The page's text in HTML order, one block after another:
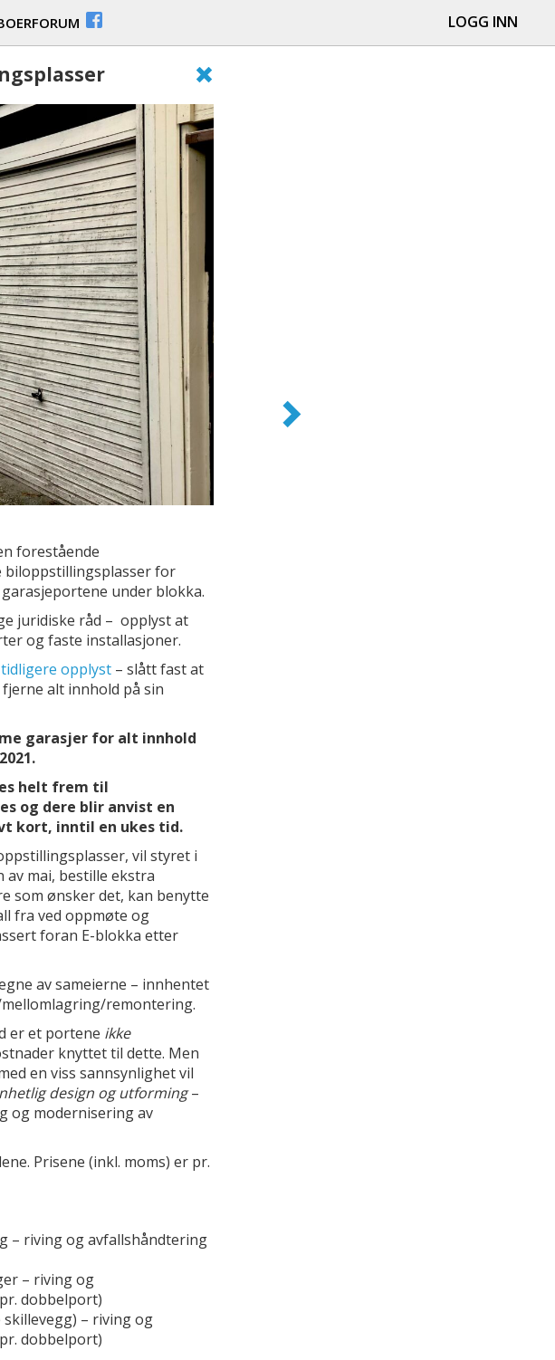
LOGG INN
forestående
for
under blokka.
juridiske råd – opplyst at
og faste installasjoner.
tidligere opplyst – slått fast at
alt innhold på sin
garasjer for alt innhold
helt frem til
og dere blir anvist en
kort, inntil en ukes tid.
vil styret i
mai, bestille ekstra
som ønsker det, kan benytte
fra ved oppmøte og
foran E-blokka etter
av sameierne – innhentet
remontering.
er et portene ikke
knyttet til dette. Men
en viss sannsynlighet vil
design og utforming–
og modernisering av
Prisene (inkl. moms) er pr.
– riving og avfallshåndtering
– riving og
dobbelport)
– riving og
dobbelport)